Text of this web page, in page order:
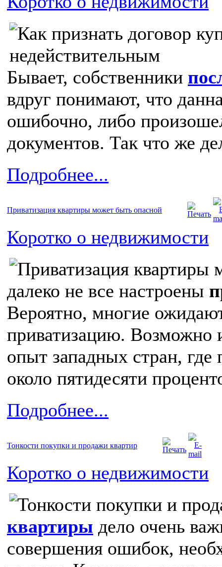
Бывает, собственники
вдруг понимают, что
ошибочно, либо
документов. Так что же
Подробнее...
Приватизация квартиры может быть опасной
Коротко о недвижимости
далеко не все настроены
Вероятно, многие
приватизацию. Возможно
опыт западных стран,
около пятидесяти
Подробнее...
Тонкости покупки и продажи квартир
Коротко о недвижимости
квартиры дело очень
совершения ошибок,